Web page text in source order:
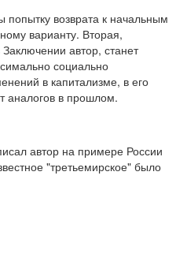
возврата к начальным
варианту. Вторая,
автор, станет
социально
в капитализме, в его
аналогов в прошлом.
автор на примере России
"третьемирское" было